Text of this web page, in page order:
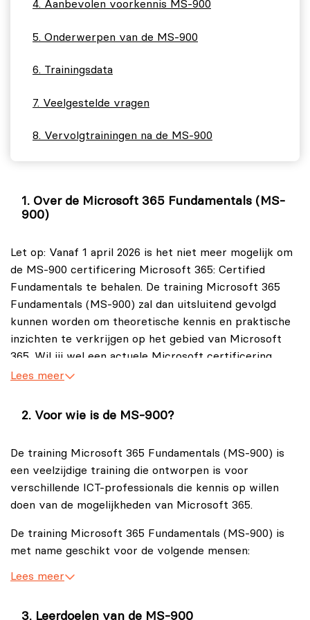
Aanbevolen voorkennis MS-900
Onderwerpen van de MS-900
Trainingsdata
Veelgestelde vragen
Vervolgtrainingen na de MS-900
Over de Microsoft 365 Fundamentals (MS-
900)
Let op: Vanaf 1 april 2026 is het niet meer mogelijk om
de MS-900 certificering Microsoft 365: Certified
Fundamentals te behalen. De training Microsoft 365
Fundamentals (MS-900) zal dan uitsluitend gevolgd
kunnen worden om theoretische kennis en praktische
inzichten te verkrijgen op het gebied van Microsoft
365. Wil jij wel een actuele Microsoft certificering
behalen? Dan kun je overwegen om de training
(AB-900)
De training Microsoft 365 Fundamentals (MS-900)
biedt een diepgaande inleiding op de uitgebreide suite
van Microsoft 365. Tevens is de MS-900 training
geschikt voor mensen die aan de slag willen gaan met
Microsoft 365 kan brengen binnen het hedendaagse
bedrijfsleven. Daarbij kan de training Microsoft 365
Fundamentals (MS-900) als basis worden beschouwd
opstapje voor geavanceerde Microsoft 365 trainingen.
Lees meer
Voor wie is de MS-900?
De training Microsoft 365 Fundamentals (MS-900) is
een veelzijdige training die ontworpen is voor
verschillende ICT-professionals die kennis op willen
doen van de mogelijkheden van Microsoft 365.
De training Microsoft 365 Fundamentals (MS-900) is
met name geschikt voor de volgende mensen:
ICT-professionals
helpdesk- of netwerkbeheerfunctie hebben de
Lees meer
Leerdoelen van de MS-900